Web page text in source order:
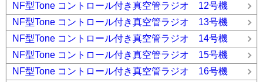
NF型Tone コントロール付き真空管ラジオ 12号機
NF型Tone コントロール付き真空管ラジオ 13号機
NF型Tone コントロール付き真空管ラジオ 14号機
NF型Tone コントロール付き真空管ラジオ 15号機
NF型Tone コントロール付き真空管ラジオ 16号機